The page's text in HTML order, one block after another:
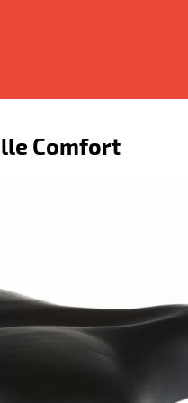
Comfort